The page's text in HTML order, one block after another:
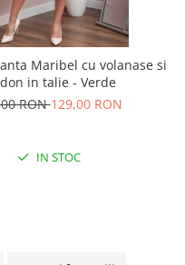
Maribel cu volanase si
in talie - Verde
RON129,00 RON
IN STOC